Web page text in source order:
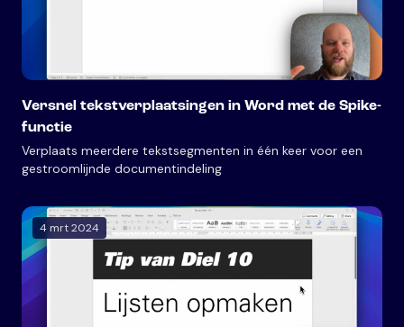
Versnel tekstverplaatsingen in Word met de Spike-
functie
Verplaats meerdere tekstsegmenten in één keer voor een
gestroomlijnde documentindeling
4 mrt 2024